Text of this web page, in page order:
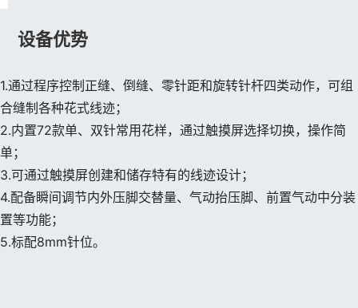
设备优势
1.通过程序控制正缝、倒缝、零针距和旋转针杆四类动作，可组
合缝制各种花式线迹；
2.内置72款单、双针常用花样，通过触摸屏选择切换，操作简
单；
3.可通过触摸屏创建和储存特有的线迹设计；
4.配备瞬间调节内外压脚交替量、气动抬压脚、前置气动中分装
置等功能；
5.标配8mm针位。